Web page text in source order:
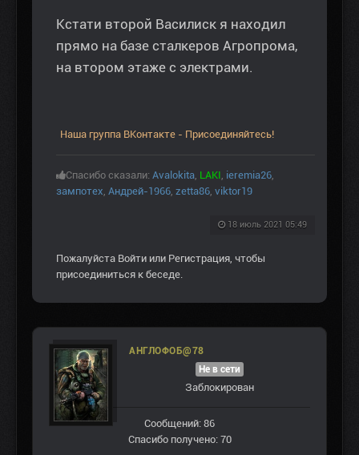
Кстати второй Василиск я находил
прямо на базе сталкеров Агропрома,
на втором этаже с электрами.
Наша группа ВКонтакте - Присоединяйтесь!
Спасибо сказали: Avalokita, LAKI, ieremia26,
зампотех, Андрей-1966, zetta86, viktor19
18 июль 2021 05:49
Пожалуйста Войти или Регистрация, чтобы
присоединиться к беседе.
АНГЛОФОБ@78
Не в сети
Заблокирован
Сообщений: 86
Спасибо получено: 70